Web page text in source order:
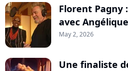
Florent Pagny
avec
May 2, 2026
Une finaliste